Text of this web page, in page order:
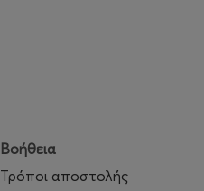
Βοήθεια
Τρόποι αποστολής